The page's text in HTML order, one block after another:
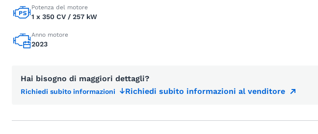
Potenza del motore
1 x 350 CV / 257 kW
Anno motore
2023
Hai bisogno di maggiori dettagli?
Richiedi subito informazioni Richiedi subito informazioni al venditore